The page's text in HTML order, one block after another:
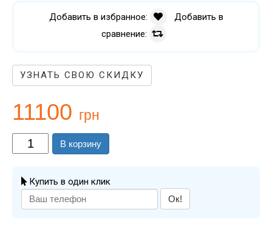
Добавить в избранное:
Добавить в
сравнение:
УЗНАТЬ СВОЮ СКИДКУ
11100 грн
В корзину
Купить в один клик
Ок!